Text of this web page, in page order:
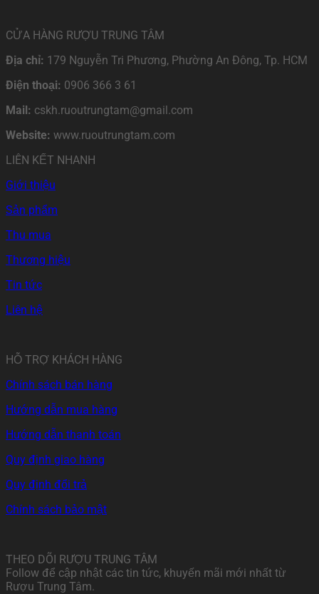
CỬA HÀNG RƯỢU TRUNG TÂM
Địa chỉ: 179 Nguyễn Tri Phương, Phường An Đông, Tp. HCM
Điện thoại: 0906 366 3 61
Mail: cskh.ruoutrungtam@gmail.com
Website: www.ruoutrungtam.com
LIÊN KẾT NHANH
Giới thiệu
Sản phẩm
Thu mua
Thương hiệu
Tin tức
Liên hệ
HỖ TRỢ KHÁCH HÀNG
Chính sách bán hàng
Hướng dẫn mua hàng
Hướng dẫn thanh toán
Quy định giao hàng
Quy định đổi trả
Chính sách bảo mật
THEO DÕI RƯỢU TRUNG TÂM
Follow để cập nhật các tin tức, khuyến mãi mới nhất từ
Rượu Trung Tâm.